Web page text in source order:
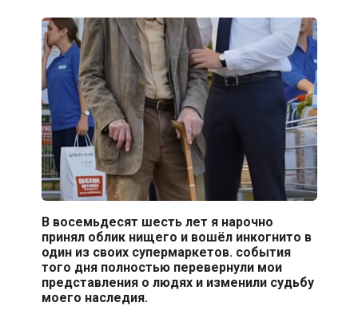
В восемьдесят шесть лет я нарочно
принял облик нищего и вошёл инкогнито в
один из своих супермаркетов. события
того дня полностью перевернули мои
представления о людях и изменили судьбу
моего наследия.